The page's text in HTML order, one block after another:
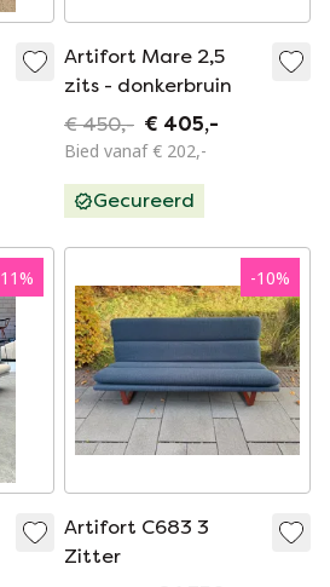
Artifort Mare 2,5
zits - donkerbruin
€ 450,- € 405,-
Bied vanaf € 202,-
Gecureerd
11% -10%
Artifort C683 3
Zitter